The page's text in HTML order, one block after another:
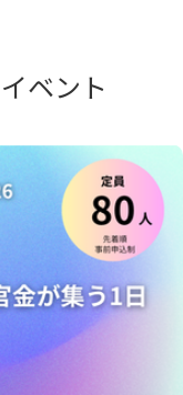
ベント